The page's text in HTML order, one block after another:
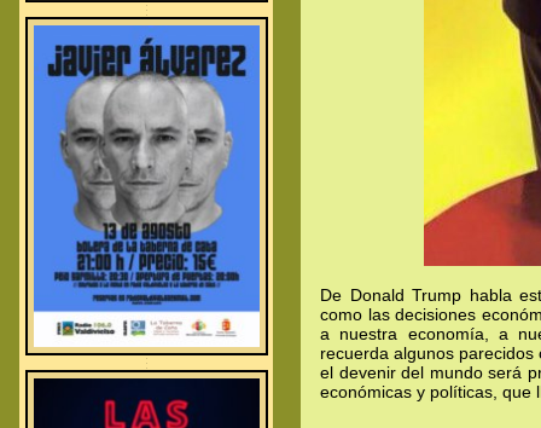
.
.
.
.
.
.
De Donald Trump habla
como las decisiones
a nuestra economía, a
recuerda algunos
el devenir del mundo será
económicas y políticas, que